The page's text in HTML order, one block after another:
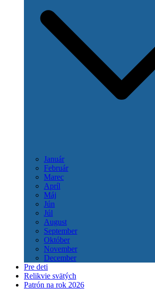
Január
Február
Marec
Apríl
Máj
Jún
Júl
August
September
Október
November
December
Pre deti
Relikvie svätých
Patrón na rok 2026